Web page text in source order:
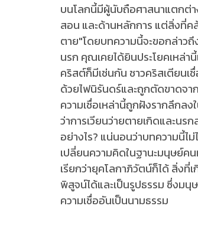
บนโลกนี้มีผู้นับถือศาสนาแตกต่
สอน และด้านหลักการ แต่สิ่งที่ค
ตาย"โดยบทความนี้จะขอกล่าว
นรก คุณเคยได้ยินประโยคเหล่า
คริสต์ก็มีเช่นกัน ชาวคริสเตียน
ด้วยไฟนิรันดร์และถูกตัดขาดจา
ความเชื่อเหล่านี้ถูกฝังรากลึกล
ว่าการเวียนว่ายตายเกิดและนร
อย่างไร? แน่นอนว่าบทความนี้
เปลี่ยนความคิดในฐานะมนุษย์ค
เรียกว่ายุคโลกาภิวัตน์ก็ได้ สิ่ง
พิสูจน์ได้และเป็นรูปธรรม ซึ่งม
ความเชื่ออันเป็นนามธรรม